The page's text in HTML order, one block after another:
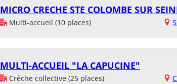
MICRO CRECHE STE COLOMBE SUR
Multi-accueil (10 places)
MULTI-ACCUEIL "LA CAPUCINE"
Crèche collective (25 places)